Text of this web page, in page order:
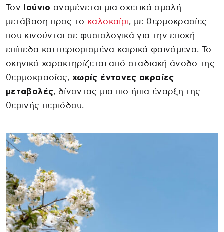
Τον Ιούνιο αναμένεται μια σχετικά ομαλή
μετάβαση προς το καλοκαίρι, με θερμοκρασίες
που κινούνται σε φυσιολογικά για την εποχή
επίπεδα και περιορισμένα καιρικά φαινόμενα. Το
σκηνικό χαρακτηρίζεται από σταδιακή άνοδο της
θερμοκρασίας,χωρίς έντονες ακραίες
μεταβολές, δίνοντας μια πιο ήπια έναρξη της
θερινής περιόδου.